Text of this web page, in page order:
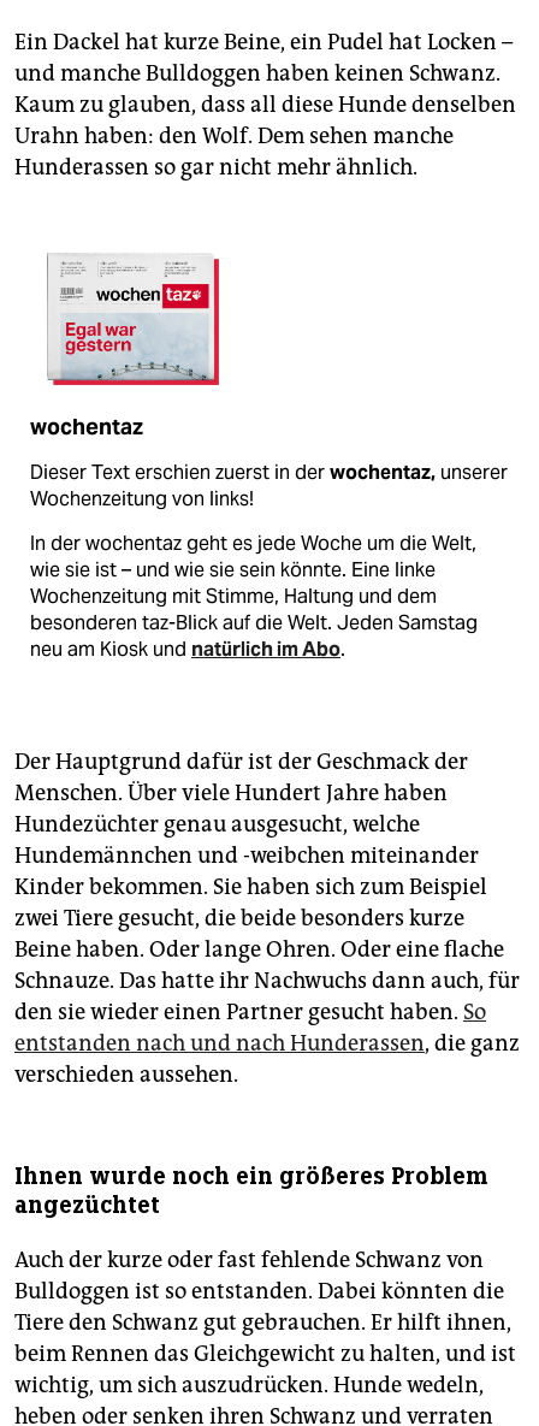
epaper login
Ein Dackel hat kurze Beine, ein Pudel hat Locken –
und manche Bulldoggen haben keinen Schwanz.
Kaum zu glauben, dass all diese Hunde denselben
Urahn haben: den Wolf. Dem sehen manche
Hunderassen so gar nicht mehr ähnlich.
wochentaz
Dieser Text erschien zuerst in derwochentaz, unserer
Wochenzeitung von links!
In der wochentaz geht es jede Woche um die Welt,
wie sie ist – und wie sie sein könnte. Eine linke
Wochenzeitung mit Stimme, Haltung und dem
besonderen taz-Blick auf die Welt. Jeden Samstag
neu am Kiosk und natürlich im Abo.
Der Hauptgrund dafür ist der Geschmack der
Menschen. Über viele Hundert Jahre haben
Hundezüchter genau ausgesucht, welche
Hundemännchen und -weibchen miteinander
Kinder bekommen. Sie haben sich zum Beispiel
zwei Tiere gesucht, die beide besonders kurze
Beine haben. Oder lange Ohren. Oder eine flache
Schnauze. Das hatte ihr Nachwuchs dann auch, für
den sie wieder einen Partner gesucht haben. So
entstanden nach und nach Hunderassen, die ganz
verschieden aussehen.
Ihnen wurde noch ein größeres Problem
angezüchtet
Auch der kurze oder fast fehlende Schwanz von
Bulldoggen ist so entstanden. Dabei könnten die
Tiere den Schwanz gut gebrauchen. Er hilft ihnen,
beim Rennen das Gleichgewicht zu halten, und ist
wichtig, um sich auszudrücken. Hunde wedeln,
heben oder senken ihren Schwanz und verraten